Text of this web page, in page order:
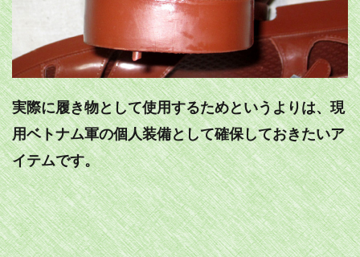
実際に履き物として使用するためというよりは、現
用ベトナム軍の個人装備として確保しておきたいア
イテムです。